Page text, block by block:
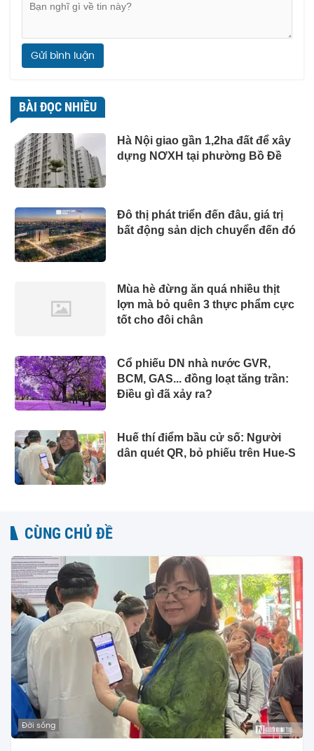
Gửi bình luận
BÀI ĐỌC NHIỀU
Hà Nội giao gần 1,2ha đất để xây
dựng NƠXH tại phường Bồ Đề
Đô thị phát triển đến đâu, giá trị
bất động sản dịch chuyển đến đó
Mùa hè đừng ăn quá nhiều thịt
lợn mà bỏ quên 3 thực phẩm cực
tốt cho đôi chân
Cổ phiếu DN nhà nước GVR,
BCM, GAS... đồng loạt tăng trần:
Điều gì đã xảy ra?
Huế thí điểm bầu cử số: Người
dân quét QR, bỏ phiếu trên Hue-S
CÙNG CHỦ ĐỀ
Đời sống